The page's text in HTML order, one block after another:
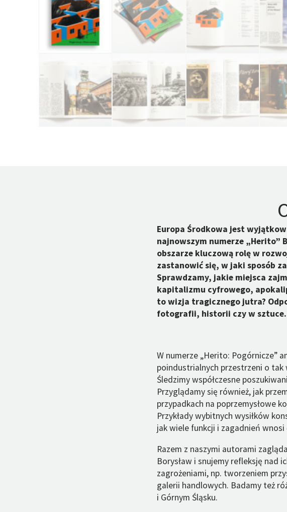
Europa Środkowa jest
najnowszym numerze „Herito”
obszarze kluczową rolę w
zastanowić się, w jaki sposób
Sprawdzamy, jakie miejsca
kapitalizmu cyfrowego,
to wizja tragicznego jutra?
fotografii, historii czy w sztuce.
W numerze „Herito: Pogórnicze”
poindustrialnych przestrzeni o tak
Śledzimy współczesne
Przyglądamy się również, jak
przypadkach na poprzemysłowe
Przykłady wybitnych wysiłków
jak wiele funkcji i zagadnień
Razem z naszymi autorami
Borysław i snujemy refleksję nad
zagrożeniami, np. tworzeniem
galerii handlowych. Badamy też
i Górnym Śląsku.